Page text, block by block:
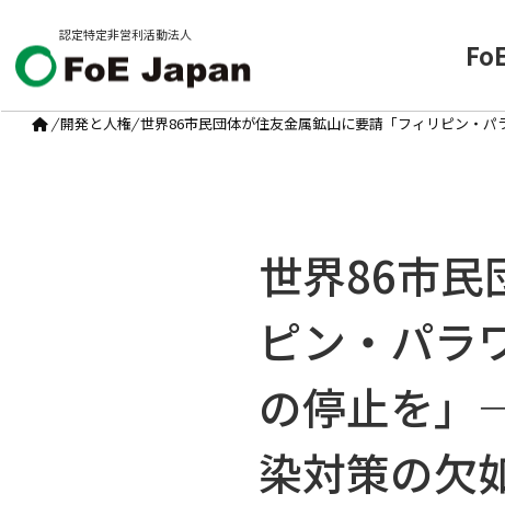
認定特定非営利活動法人
/開発と人権/世界86市民団体が住友金属鉱山に要請「フィリピン・
世界86市民
ピン・パラ
の停止を」
染対策の欠